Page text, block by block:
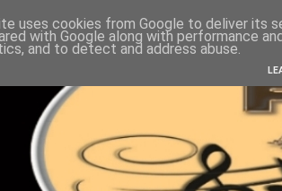
ΑΝΑΜΕΤΑΔΟΤΕΣ ΕΠΙΚΟΙΝΩΝΙΑ
uses cookies from Google to deliver its
with Google along with performance
and to detect and address abuse.